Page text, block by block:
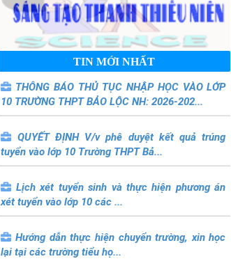
TIN MỚI NHẤT
THÔNG BÁO THỦ TỤC NHẬP HỌC VÀO LỚP
10 TRƯỜNG THPT BẢO LỘC NH: 2026-202...
QUYẾT ĐỊNH V/v phê duyệt kết quả trúng
tuyển vào lớp 10 Trường THPT Bả...
Lịch xét tuyển sinh và thực hiện phương án
xét tuyển vào lớp 10 các ...
Hướng dẫn thực hiện chuyển trường, xin học
lại tại các trường tiểu họ...